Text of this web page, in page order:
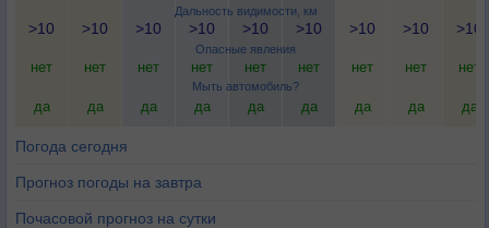
Дальность видимости, км
Опасные явления
Мыть автомобиль?
>10 >10 >10 >10 >10 >10 >10 >10 >10
нет нет нет нет нет нет нет нет нет
да да да да да да да да да
Погода сегодня
Прогноз погоды на завтра
Почасовой прогноз на сутки